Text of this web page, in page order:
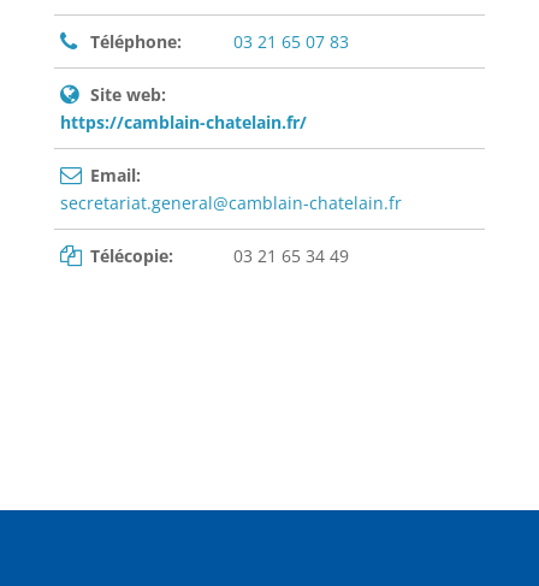
Téléphone: 03 21 65 07 83
Site web:
https://camblain-chatelain.fr/
Email:
secretariat.general@camblain-chatelain.fr
Télécopie: 03 21 65 34 49